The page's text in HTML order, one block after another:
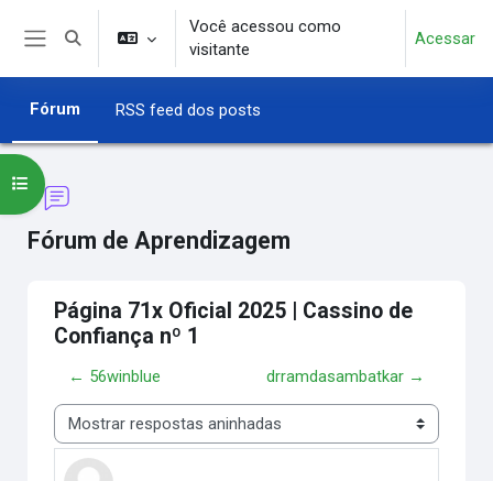
Ir para o conteúdo principal
Alternar entrada de pesquisa
Você acessou como
visitante
Acessar
Fórum RSS feed dos posts
Fórum de Aprendizagem
Abrir índice do curso
Página 71x Oficial 2025 | Cassino de
Confiança nº 1
← 56winblue drramdasambatkar →
Modo de visualização